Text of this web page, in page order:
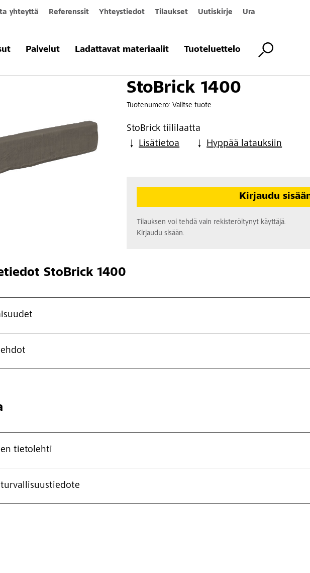
yhteyttä Referenssit Yhteystiedot Tilaukset Uutiskirje Ura
Palvelut Ladattavat materiaalit Tuoteluettelo
järjestelmät StoBrick 1400
StoBrick 1400
Tuotenumero:Valitse tuote
StoBrick tiililaatta
Lisätietoa
Hyppää latauksiin
Kirjaudu
Tilauksen voi tehdä vain rekisteröitynyt käyttäjä.
Kirjaudu sisään.
StoBrick 1400
tietolehti